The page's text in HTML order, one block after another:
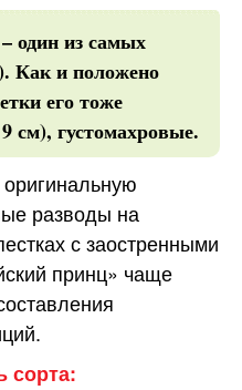
один из самых
Как и положено
его тоже
см), густомахровые.
разводы на
с заостренными
принц» чаще
сорта: